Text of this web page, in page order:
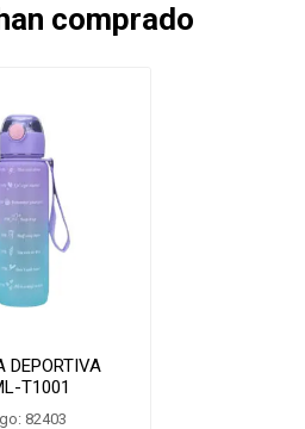
comprado
DEPORTIVA
T1001
82403